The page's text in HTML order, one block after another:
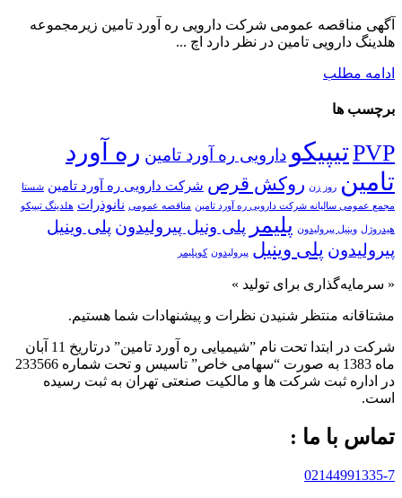
آگهی مناقصه عمومی شرکت دارویی ره آورد تامین زیرمجموعه
هلدینگ دارویی تامین در نظر دارد اچ ...
ادامه مطلب
برچسب ها
PVPتیپیکو دارویی ره آورد تامین ره آورد
تامین روز زن روکش قرص شرکت دارویی ره آورد تامین شستا
مجمع عمومی سالیانه شرکت دارویی ره آورد تامین مناقصه عمومی نانوذرات هلدینگ تیپیکو
هیدروژل وینیل پیرولیدون پلیمر پلی ونیل پیرولیدون پلی وینیل
پیرولیدون پلی‌ وینیل پیرولیدون کوپلیمر
« سرمایه‌گذاری برای تولید »
مشتاقانه منتظر شنیدن نظرات و پیشنهادات شما هستیم.
شرکت در ابتدا تحت نام ”شیمیایی ره آورد تامين” درتاريخ 11 آبان
ماه 1383 به صورت “سهامی خاص” تاسيس و تحت شماره 233566
در اداره ثبت شرکت ها و مالکيت صنعتی تهران به ثبت رسيده
است.
تماس با ما :
02144991335-7